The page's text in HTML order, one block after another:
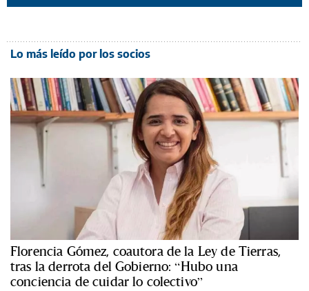
Lo más leído por los socios
Florencia Gómez, coautora de la Ley de Tierras,
tras la derrota del Gobierno: “Hubo una
conciencia de cuidar lo colectivo”